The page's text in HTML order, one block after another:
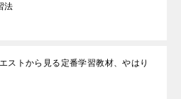
法
ストから見る定番学習教材、やはり